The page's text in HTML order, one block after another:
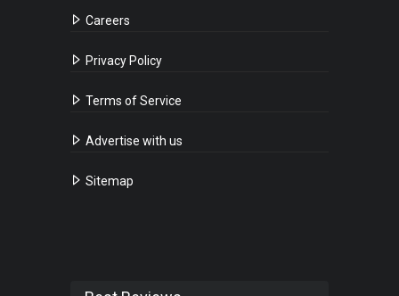
Careers
Privacy Policy
Terms of Service
Advertise with us
Sitemap